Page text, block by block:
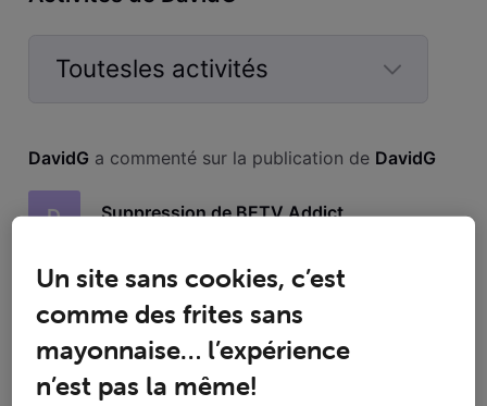
Toutesles activités
activités
DavidG a commenté sur la publication de DavidG
D Suppression de BETV Addict
Bonjour, je souhaiterais arrêter l’abonnement Be
D
j'avais reçu un mail me disant que Be tv
serais coupé le 1er du mois...je reçois encore
les chaines...est ce normal? Nous sommes le
Un site sans cookies, c’est
comme des frites sans
mayonnaise… l’expérience
n’est pas la même!